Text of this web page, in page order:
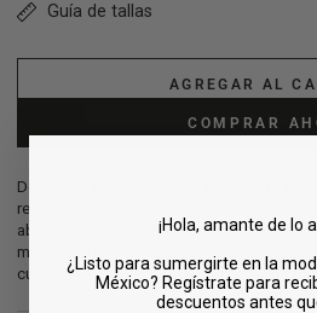
Guía de tallas
AGREGAR AL
COMPRAR
Descubre nuestra camisa de manga
rectos, la combinación perfecta de
aberturas laterales ofrecen dinamismo
mientras que el microbordado en
cuello añaden sofisticación y
¡Hola, amante de lo
¿Listo para sumergirte en la
México? Regístrate para
descuentos antes